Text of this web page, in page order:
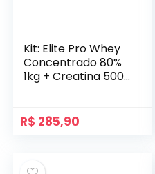
Kit: Elite Pro Whey
Concentrado 80%
1kg + Creatina 500g
R$ 285,90